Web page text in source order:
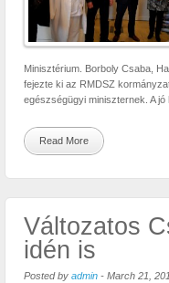
Minisztérium. Borboly Csaba,
fejezte ki az RMDSZ
egészségügyi miniszternek. A
Read More
Változatos
idén is
Posted by admin - March 21,